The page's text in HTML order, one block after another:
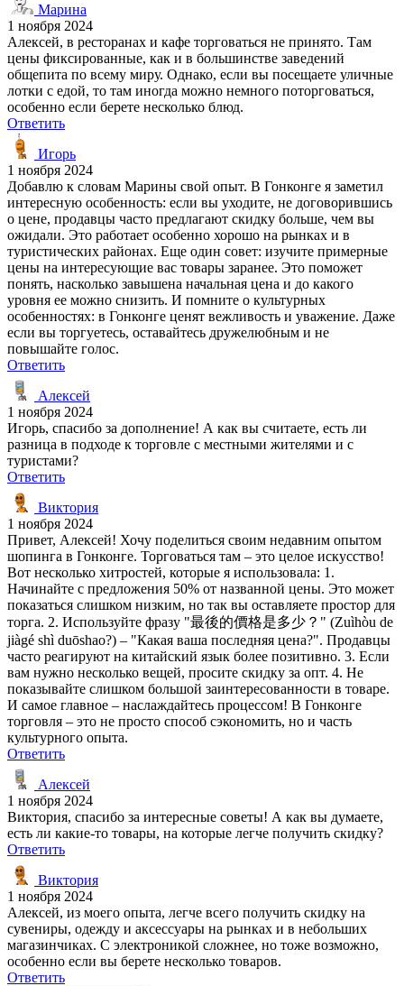
Марина
1 ноября 2024
Алексей, в ресторанах и кафе торговаться не принято. Там
цены фиксированные, как и в большинстве заведений
общепита по всему миру. Однако, если вы посещаете уличные
лотки с едой, то там иногда можно немного поторговаться,
особенно если берете несколько блюд.
Ответить
Игорь
1 ноября 2024
Добавлю к словам Марины свой опыт. В Гонконге я заметил
интересную особенность: если вы уходите, не договорившись
о цене, продавцы часто предлагают скидку больше, чем вы
ожидали. Это работает особенно хорошо на рынках и в
туристических районах. Еще один совет: изучите примерные
цены на интересующие вас товары заранее. Это поможет
понять, насколько завышена начальная цена и до какого
уровня ее можно снизить. И помните о культурных
особенностях: в Гонконге ценят вежливость и уважение. Даже
если вы торгуетесь, оставайтесь дружелюбным и не
повышайте голос.
Ответить
Алексей
1 ноября 2024
Игорь, спасибо за дополнение! А как вы считаете, есть ли
разница в подходе к торговле с местными жителями и с
туристами?
Ответить
Виктория
1 ноября 2024
Привет, Алексей! Хочу поделиться своим недавним опытом
шопинга в Гонконге. Торговаться там – это целое искусство!
Вот несколько хитростей, которые я использовала: 1.
Начинайте с предложения 50% от названной цены. Это может
показаться слишком низким, но так вы оставляете простор для
торга. 2. Используйте фразу "最後的價格是多少？" (Zuìhòu de
jiàgé shì duōshao?) – "Какая ваша последняя цена?". Продавцы
часто реагируют на китайский язык более позитивно. 3. Если
вам нужно несколько вещей, просите скидку за опт. 4. Не
показывайте слишком большой заинтересованности в товаре.
И самое главное – наслаждайтесь процессом! В Гонконге
торговля – это не просто способ сэкономить, но и часть
культурного опыта.
Ответить
Алексей
1 ноября 2024
Виктория, спасибо за интересные советы! А как вы думаете,
есть ли какие-то товары, на которые легче получить скидку?
Ответить
Виктория
1 ноября 2024
Алексей, из моего опыта, легче всего получить скидку на
сувениры, одежду и аксессуары на рынках и в небольших
магазинчиках. С электроникой сложнее, но тоже возможно,
особенно если вы берете несколько товаров.
Ответить